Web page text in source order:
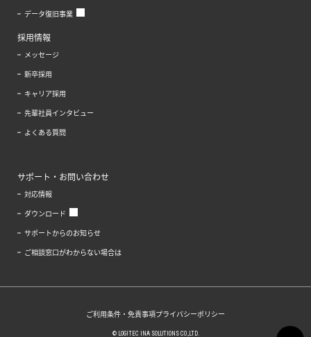
データ復旧事業
採用情報
メッセージ
新卒採用
キャリア採用
先輩社員インタビュー
よくある質問
サポート・お問い合わせ
対応情報
ダウンロード
サポートからのお知らせ
ご相談窓口がわからない場合は
ご利用条件・免責事項プライバシーポリシー
© LOGITEC INA SOLUTIONS CO.,LTD.